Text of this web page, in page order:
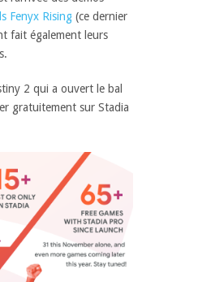
Fenyx Rising(ce dernier
fait également leurs
2 qui a ouvert le bal
gratuitement sur Stadia